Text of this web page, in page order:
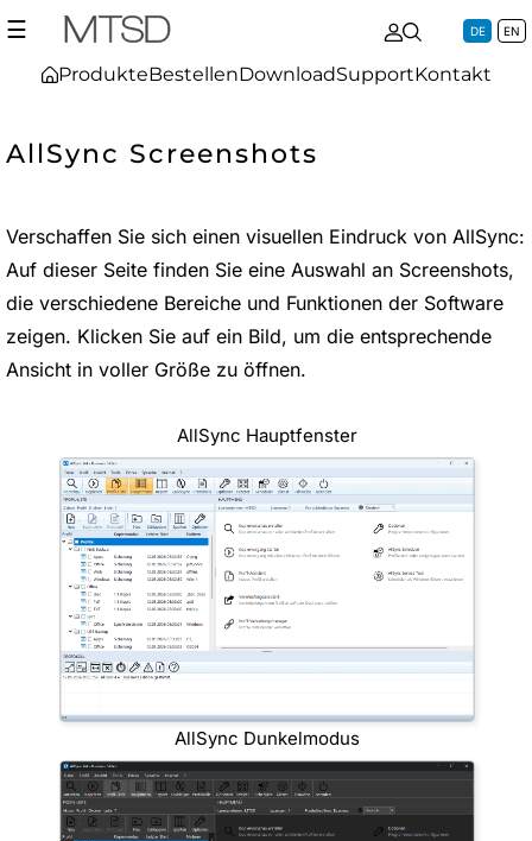
☰
ProdukteBestellenDownloadSupportKontakt
DE EN
AllSync Screenshots
Verschaffen Sie sich einen visuellen Eindruck von AllSync:
Auf dieser Seite finden Sie eine Auswahl an Screenshots,
die verschiedene Bereiche und Funktionen der Software
zeigen. Klicken Sie auf ein Bild, um die entsprechende
Ansicht in voller Größe zu öffnen.
AllSync Hauptfenster
AllSync Dunkelmodus